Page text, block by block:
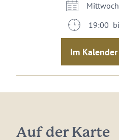
19:00
Im
Auf der Karte